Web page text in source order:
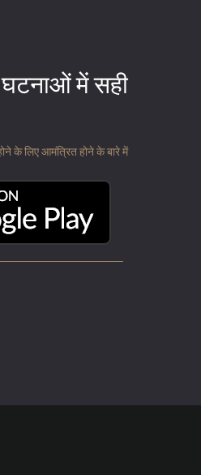
में सही
के लिए आमंत्रित होने के बारे में